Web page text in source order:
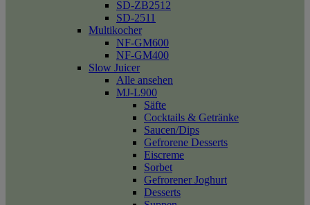
SD-ZB2512
SD-2511
Multikocher
NF-GM600
NF-GM400
Slow Juicer
Alle ansehen
MJ-L900
Säfte
Cocktails & Getränke
Saucen/Dips
Gefrorene Desserts
Eiscreme
Sorbet
Gefrorener Joghurt
Desserts